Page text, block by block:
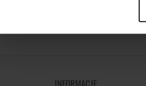
INFORMACJE